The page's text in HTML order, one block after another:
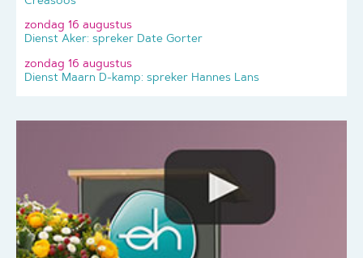
zondag 16 augustus
Dienst Aker: spreker Date Gorter
zondag 16 augustus
Dienst Maarn D-kamp: spreker Hannes Lans